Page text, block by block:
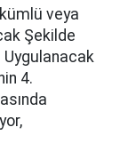
veya
Şekilde
Uygulanacak
4.